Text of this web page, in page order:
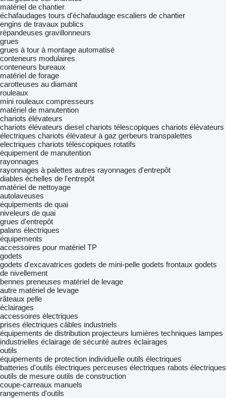
matériel de chantier
échafaudages tours d'échafaudage escaliers de chantier
engins de travaux publics
répandeuses gravillonneurs
grues
grues à tour à montage automatisé
conteneurs modulaires
conteneurs bureaux
matériel de forage
carotteuses au diamant
rouleaux
mini rouleaux compresseurs
matériel de manutention
chariots élévateurs
chariots élévateurs diesel chariots télescopiques chariots élévateurs
électriques chariots élévateur à gaz gerbeurs transpalettes
electriques chariots télescopiques rotatifs
équipement de manutention
rayonnages
rayonnages à palettes autres rayonnages d'entrepôt
diables échelles de l'entrepôt
matériel de nettoyage
autolaveuses
équipements de quai
niveleurs de quai
grues d'entrepôt
palans électriques
équipements
accessoires pour matériel TP
godets
godets d'excavatrices godets de mini-pelle godets frontaux godets
de nivellement
bennes preneuses matériel de levage
autre matériel de levage
râteaux pelle
éclairages
accessoires électriques
prises électriques câbles industriels
équipements de distribution projecteurs lumières techniques lampes
industrielles éclairage de sécurité autres éclairages
outils
équipements de protection individuelle outils électriques
batteries d'outils électriques perceuses électriques rabots électriques
outils de mesure outils de construction
coupe-carreaux manuels
rangements d'outils